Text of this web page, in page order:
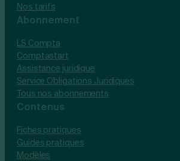
Nos tarifs
Abonnement
LS Compta
Comptastart
Assistance juridique
Service Obligations Juridiques
Tous nos abonnements
Contenus
Fiches pratiques
Guides pratiques
Modèles